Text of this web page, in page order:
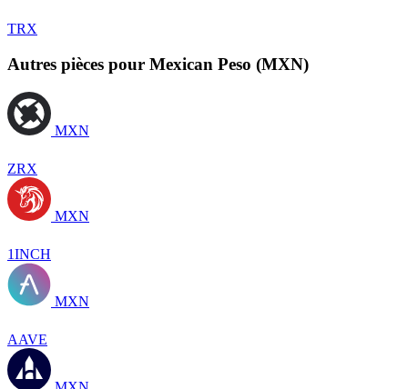
TRX
Autres pièces pour Mexican Peso (MXN)
MXN
ZRX
MXN
1INCH
MXN
AAVE